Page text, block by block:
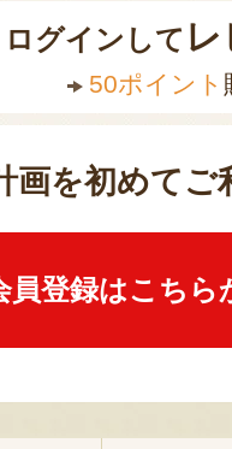
ログインして
50ポイント
画を初めてご
員登録はこちら